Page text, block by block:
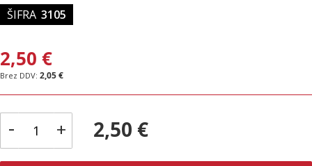
ŠIFRA 3105
2,50 €
2,05 €
- + 2,50 €